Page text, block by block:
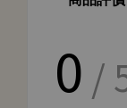
0 /